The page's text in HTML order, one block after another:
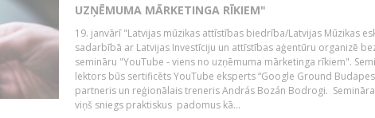
UZŅĒMUMA MĀRKETINGA RĪKIEM"
19. janvārī "Latvijas mūzikas attīstības biedrība/Latvijas Mūzikas
sadarbībā ar Latvijas Investīciju un attīstības aģentūru organizē
semināru "YouTube - viens no uzņēmuma mārketinga rīkiem".
lektors būs sertificēts YouTube eksperts “Google Ground
partneris un reģionālais treneris András Bozán Bodrogi.
viņš sniegs praktiskus padomus kā...